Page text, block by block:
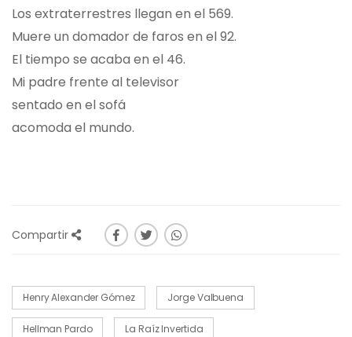
Los extraterrestres llegan en el 569.
Muere un domador de faros en el 92.
El tiempo se acaba en el 46.
Mi padre frente al televisor
sentado en el sofá
acomoda el mundo.
Compartir
Henry Alexander Gómez Jorge Valbuena
Hellman Pardo La Raíz Invertida